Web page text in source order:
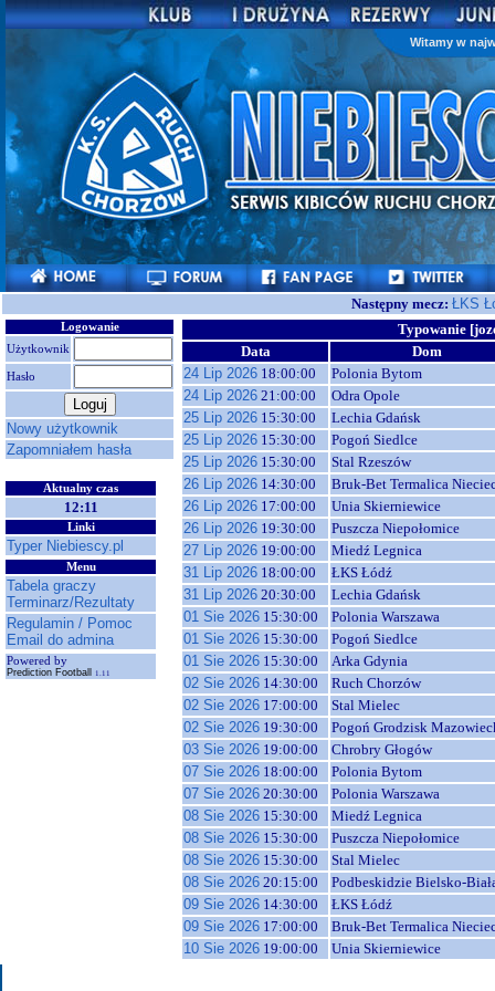
Witamy w
Następny mecz: ŁKS
Logowanie
Użytkownik
Hasło
Nowy użytkownik
Zapomniałem hasła
Aktualny czas
12:11
Linki
Typer Niebiescy.pl
Menu
Tabela graczy
Terminarz/Rezultaty
Regulamin / Pomoc
Email do admina
Powered by
Prediction Football 1.11
Typowanie
Data
Dom
24 Lip 2026 18:00:00
Polonia Bytom
24 Lip 2026 21:00:00
Odra Opole
25 Lip 2026 15:30:00
Lechia Gdańsk
25 Lip 2026 15:30:00
Pogoń Siedlce
25 Lip 2026 15:30:00
Stal Rzeszów
26 Lip 2026 14:30:00
Bruk-Bet Termalica
26 Lip 2026 17:00:00
Unia Skierniewice
26 Lip 2026 19:30:00
Puszcza Niepołomice
27 Lip 2026 19:00:00
Miedź Legnica
31 Lip 2026 18:00:00
ŁKS Łódź
31 Lip 2026 20:30:00
Lechia Gdańsk
01 Sie 2026 15:30:00
Polonia Warszawa
01 Sie 2026 15:30:00
Pogoń Siedlce
01 Sie 2026 15:30:00
Arka Gdynia
02 Sie 2026 14:30:00
Ruch Chorzów
02 Sie 2026 17:00:00
Stal Mielec
02 Sie 2026 19:30:00
Pogoń Grodzisk
03 Sie 2026 19:00:00
Chrobry Głogów
07 Sie 2026 18:00:00
Polonia Bytom
07 Sie 2026 20:30:00
Polonia Warszawa
08 Sie 2026 15:30:00
Miedź Legnica
08 Sie 2026 15:30:00
Puszcza Niepołomice
08 Sie 2026 15:30:00
Stal Mielec
08 Sie 2026 20:15:00
Podbeskidzie Bielsko-
09 Sie 2026 14:30:00
ŁKS Łódź
09 Sie 2026 17:00:00
Bruk-Bet Termalica
10 Sie 2026 19:00:00 Unia Skierniewice